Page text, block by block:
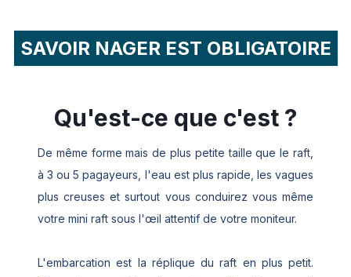
SAVOIR NAGER EST OBLIGATOIRE
Qu'est-ce que c'est ?
De même forme mais de plus petite taille que le raft,
à 3 ou 5 pagayeurs, l'eau est plus rapide, les vagues
plus creuses et surtout vous conduirez vous même
votre mini raft sous l'œil attentif de votre moniteur.
L'embarcation est la réplique du raft en plus petit.